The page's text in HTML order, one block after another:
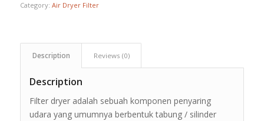
Category: Air Dryer Filter
Description Reviews (0)
Description
Filter dryer adalah sebuah komponen penyaring
udara yang umumnya berbentuk tabung / silinder